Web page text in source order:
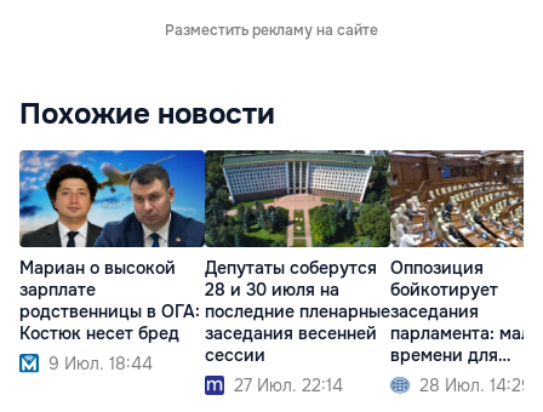
Разместить рекламу на сайте
Похожие новости
Мариан о высокой
зарплате
родственницы в ОГА:
Костюк несет бред
9 Июл. 18:44
Депутаты соберутся
28 и 30 июля на
последние пленарные
заседания весенней
сессии
27 Июл. 22:14
Оппозиция
бойкотирует
заседания
парламента: мало
времени для
изучения
законопроектов
28 Июл. 14:29